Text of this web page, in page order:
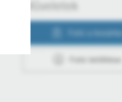
Műveletek
Fotó a kosárba
Fotó letöltése